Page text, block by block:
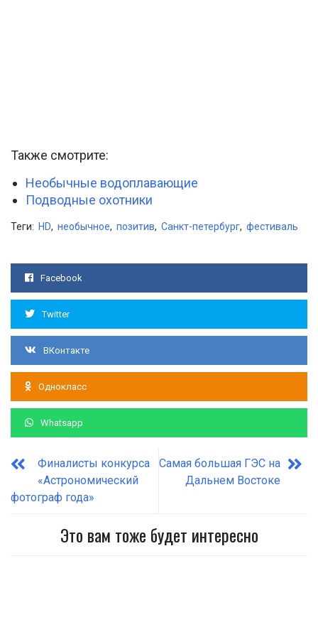
Также смотрите:
Необычные водоплавающие
Подводные охотники
Теги: HD, необычное, позитив, Санкт-петербург, фестиваль
Facebook
Twitter
ВКонтакте
Однокласс
Whatsapp
Финалисты конкурса
«Астрономический
фотограф года»
Самая большая ГЭС на
Дальнем Востоке
Это вам тоже будет интересно